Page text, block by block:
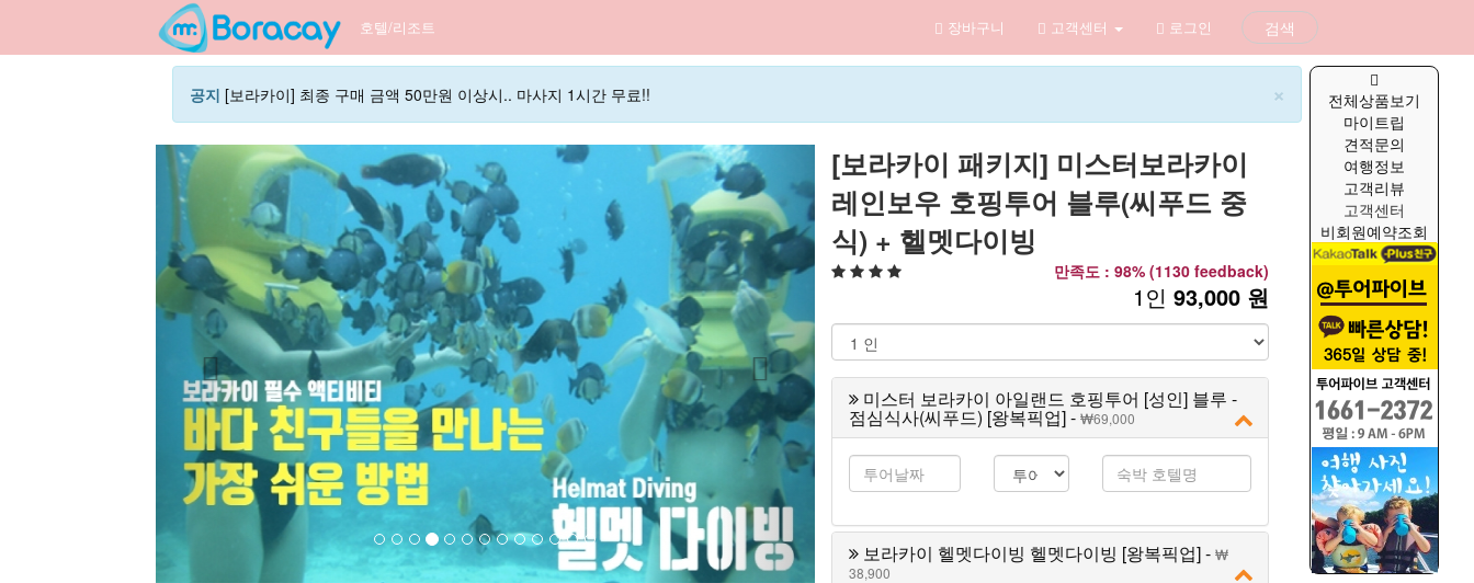
호텔/리조트 장바구니 고객센터 로그인 검색
×
공지 [보라카이] 최종 구매 금액 50만원 이상시.. 마사지 1시간 무료!!
[보라카이 패키지] 미스터보라카이
레인보우 호핑투어 블루(씨푸드 중
식) + 헬멧다이빙
만족도 : 98% (1130 feedback)
1인 93,000 원
미스터 보라카이 아일랜드 호핑투어 [성인] 블루 -
점심식사(씨푸드) [왕복픽업] - 69,000
보라카이 헬멧다이빙 헬멧다이빙 [왕복픽업] -
38,900
전체상품보기
마이트립
견적문의
여행정보
고객리뷰
고객센터
비회원예약조회